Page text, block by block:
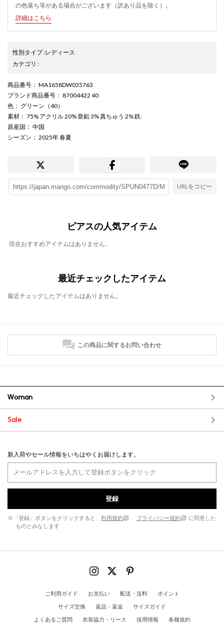
の色落ち等がある場合がございます（訳あり品を除く）。
詳細はこちら
性別タイプ:レディース
カテゴリ :
商品番号 ： MA1658DW035763
ブランド商品番号 ： 87004422 40
色 ： グリーン（40）
素材 ： 75% アクリル 20% 亜鉛 3% 真ちゅう 2% 鉄.
原産国 ： 中国
シーズン ： 2025年 春夏
URLをコピー
ピアスの人気アイテム
現在おすすめアイテムはありません。
最近チェックしたアイテム
最近チェックしたアイテムはありません。
この商品に関するお問い合わせ
Woman
Sale
新入荷やセール情報をいちはやくお届けします。
登録
※「登録」ボタンをクリックすると、 利用規約 、 プライバシー規約
に同意した
ものとみなします
ご利用ガイド お支払い 配送・送料
ポイント
サイズ交換
返品・返金
サイズガイド
よくあるご質問
衣装協力・リース 採用情報 各種規約